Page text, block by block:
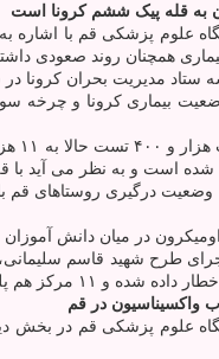
به قله پیک ششم کرونا است
همچنان روند صعودی
مدیریت بحران کرونا
در میان دانش
واکسیناسیون در قم
علوم پزشکی قم در بخش